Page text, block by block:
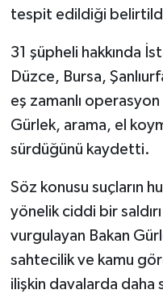
tespit edildiği
31 şüpheli hakkında
Düzce, Bursa,
eş zamanlı
Gürlek, arama, el
sürdüğünü kaydetti.
Söz konusu suçların
yönelik ciddi bir saldırı
vurgulayan Bakan
sahtecilik ve kamu
ilişkin davalarda daha